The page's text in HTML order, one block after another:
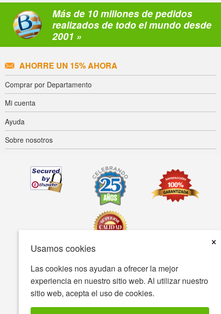
Usamos cookies
×
Las cookies nos ayudan a ofrecer la mejor
experiencia en nuestro sitio web. Al utilizar nuestro
sitio web, acepta el uso de cookies.
Más de 10 millones de pedidos
realizados de todo el mundo desde
2001 »
AHORRE UN 15% AHORA
Comprar por Departamento
Mi cuenta
Ayuda
Sobre nosotros
Accesibilidad Condiciones de uso Política de privacidad
© Copyright 2001-2026 BIOVEA Todos los derechos reservados